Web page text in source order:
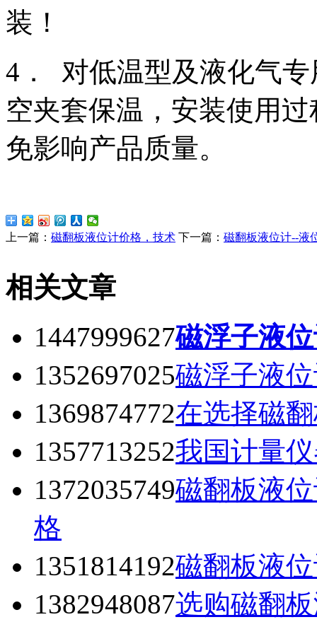
装！
4． 对低温型及液化气
空夹套保温，安装使用
免影响产品质量。
上一篇： 磁翻板液位计价格，技术 下一篇： 磁翻板液位计--液
相关文章
1447999627磁浮子液
1352697025磁浮子液
1369874772在选择磁
1357713252我国计量
1372035749磁翻板液
格
1351814192磁翻板液
1382948087选购磁翻